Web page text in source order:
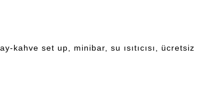
çay-kahve set up, minibar, su ısıtıcısı,